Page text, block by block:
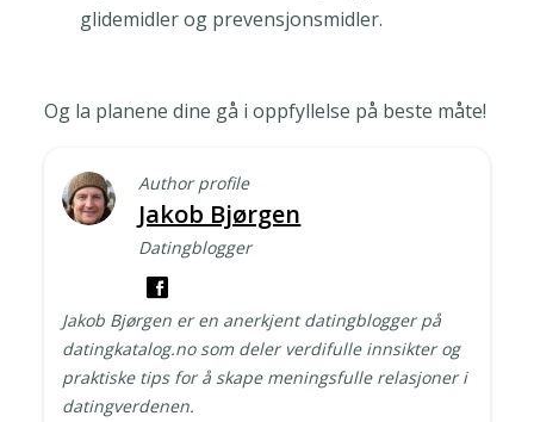
glidemidler og prevensjonsmidler.
Og la planene dine gå i oppfyllelse på beste måte!
Author profile
Jakob Bjørgen
Datingblogger
Jakob Bjørgen er en anerkjent datingblogger på
datingkatalog.no som deler verdifulle innsikter og
praktiske tips for å skape meningsfulle relasjoner i
datingverdenen.